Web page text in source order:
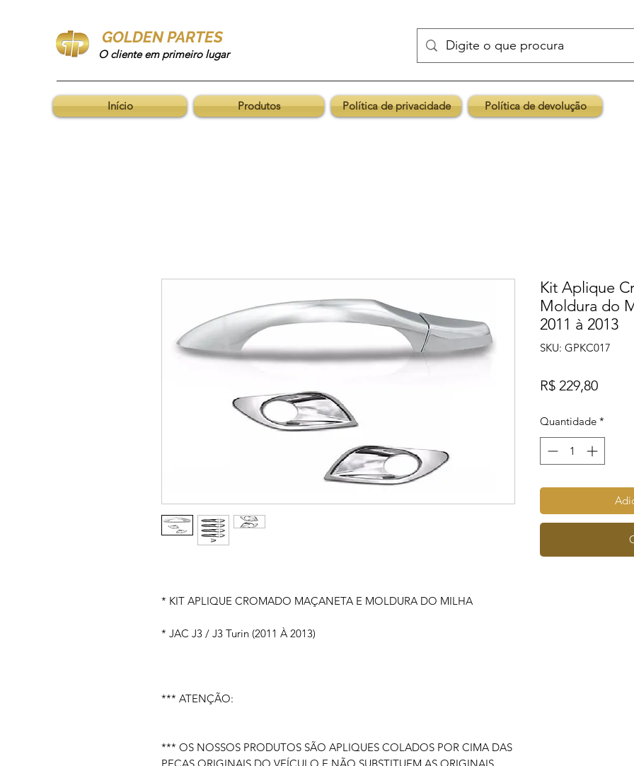
GOLDEN PARTES
O cliente em primeiro lugar
Início Produtos Política de privacidade Política de devolução
* KIT APLIQUE CROMADO MAÇANETA E MOLDURA DO MILHA
* JAC J3 / J3 Turin (2011 À 2013)
*** ATENÇÃO:
*** OS NOSSOS PRODUTOS SÃO APLIQUES COLADOS POR CIMA DAS
Kit Aplique
Moldura do
2011 à 2013
SKU: GPKC017
R$ 229,80Preço
Quantidade *